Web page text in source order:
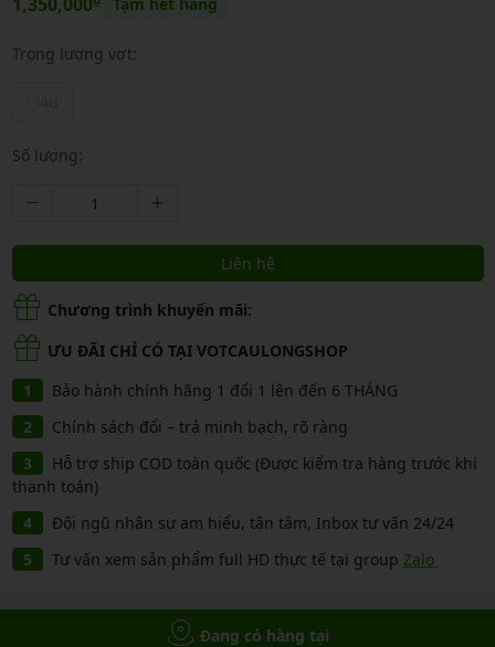
Trọng lượng vợt:
Số lượng:
Liên hệ
Chương trình khuyến mãi:
ƯU ĐÃI CHỈ CÓ TẠI VOTCAULONGSHOP
Bảo hành chính hãng 1 đổi 1 lên đến 6 THÁNG
Chính sách đổi – trả minh bạch, rõ ràng
Hỗ trợ ship COD toàn quốc (Được kiểm tra hàng trước khi
thanh toán)
Đội ngũ nhân sự am hiểu, tận tâm, Inbox tư vấn 24/24
Tư vấn xem sản phẩm full HD thực tế tại group Zalo
Đang có hàng tại